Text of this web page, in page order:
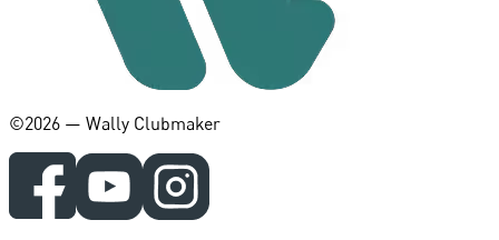
©️2026 — Wally Clubmaker